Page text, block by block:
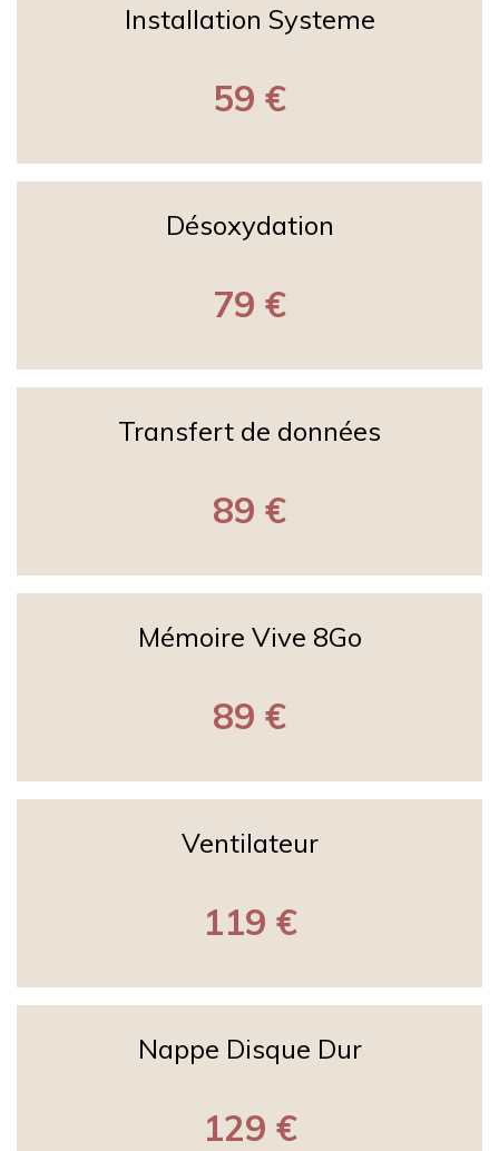
Installation Systeme
59 €
Désoxydation
79 €
Transfert de données
89 €
Mémoire Vive 8Go
89 €
Ventilateur
119 €
Nappe Disque Dur
129 €